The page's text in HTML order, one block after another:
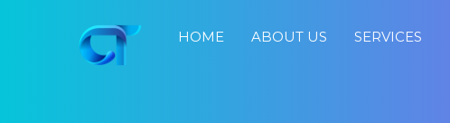
HOME ABOUT US SERVICES